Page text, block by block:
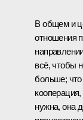
В общем и
отношения
всё, чтобы
больше; что
нужна, она